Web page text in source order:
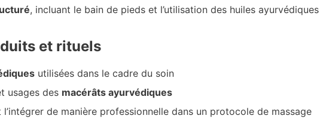
, incluant le bain de pieds et l’utilisation des huiles ayurvédiques
et rituels
utilisées dans le cadre du soin
usages des macérâts ayurvédiques
de manière professionnelle dans un protocole de massage